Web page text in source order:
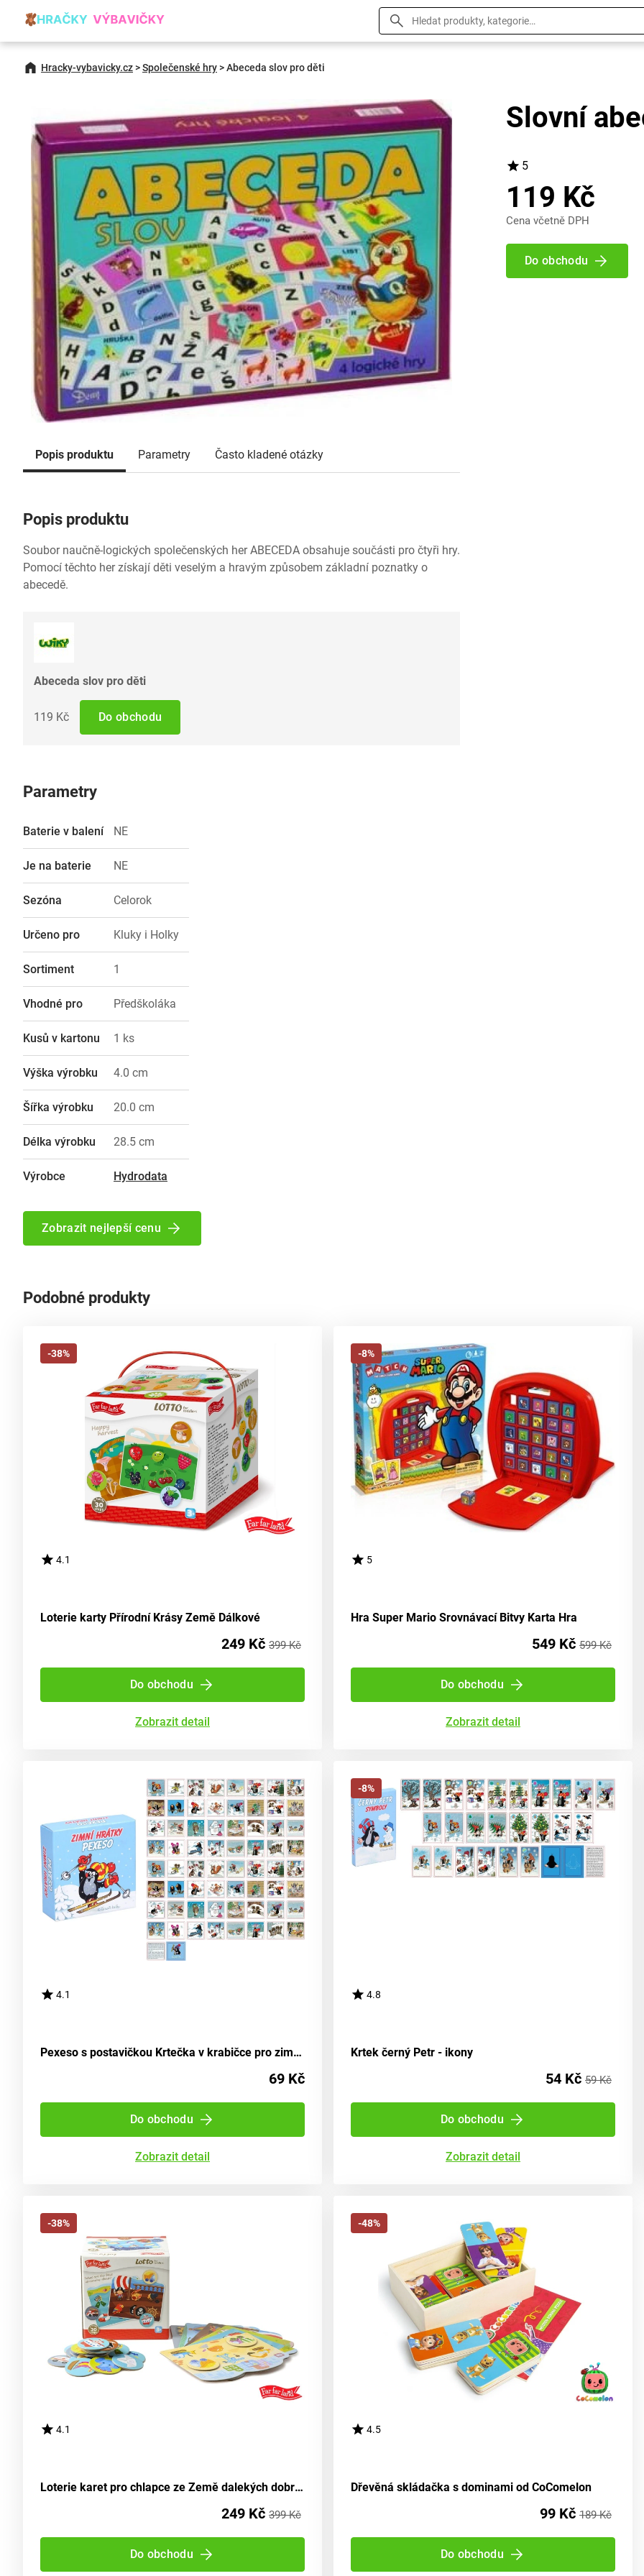
Hracky-vybavicky.cz>Společenské hry>Abeceda slov pro děti
Popis produktu Parametry Často kladené otázky
Popis produktu
Soubor naučně-logických společenských her ABECEDA obsahuje součásti pro čtyři hry.
Pomocí těchto her získají děti veselým a hravým způsobem základní poznatky o
abecedě.
Abeceda slov pro děti
119 Kč Do obchodu
Parametry
Baterie v balení NE
Je na baterie NE
Sezóna Celorok
Určeno pro Kluky i Holky
Sortiment 1
Vhodné pro Předškoláka
Kusů v kartonu 1 ks
Výška výrobku 4.0 cm
Šířka výrobku 20.0 cm
Délka výrobku 28.5 cm
Výrobce Hydrodata
Zobrazit nejlepší cenu
Slovní
5
119 Kč
Cena včetně DPH
Do obchodu
Podobné produkty
-38%
4.1
Loterie karty Přírodní Krásy Země Dálkové
249 Kč 399 Kč
Do obchodu
Zobrazit detail
-8%
5
Hra Super Mario Srovnávací Bitvy Karta Hra
549 Kč 599 Kč
Do obchodu
Zobrazit detail
4.1
Pexeso s postavičkou Krtečka v krabičce pro zimní zábavu
69 Kč
Do obchodu
Zobrazit detail
-8%
4.8
Krtek černý Petr - ikony
54 Kč 59 Kč
Do obchodu
Zobrazit detail
-38%
4.1
Loterie karet pro chlapce ze Země dalekých dobrodružství
249 Kč 399 Kč
Do obchodu
-48%
4.5
Dřevěná skládačka s dominami od CoComelon
99 Kč 189 Kč
Do obchodu